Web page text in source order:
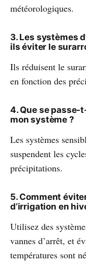
météorologiques.
3. Les systèmes
ils éviter le
Ils réduisent le
en fonction des
4. Que se passe-
mon système ?
Les systèmes
suspendent les
précipitations.
5. Comment
d’irrigation en
Utilisez des
vannes d’arrêt, et
températures sont